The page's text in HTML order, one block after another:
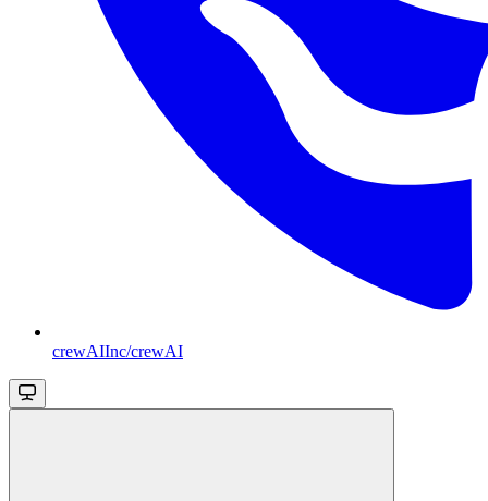
crewAIInc/crewAI